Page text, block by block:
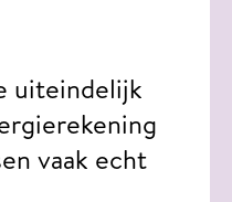
uiteindelijk
vaak echt